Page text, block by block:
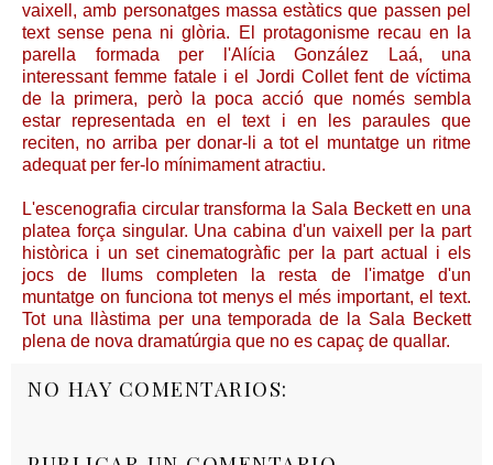
vaixell, amb personatges massa estàtics que passen pel
text sense pena ni glòria. El protagonisme recau en la
parella formada per l'Alícia González Laá, una
interessant femme fatale i el Jordi Collet fent de víctima
de la primera, però la poca acció que només sembla
estar representada en el text i en les paraules que
reciten, no arriba per donar-li a tot el muntatge un ritme
adequat per fer-lo mínimament atractiu.
L'escenografia circular transforma la Sala Beckett en una
platea força singular. Una cabina d'un vaixell per la part
històrica i un set cinematogràfic per la part actual i els
jocs de llums completen la resta de l'imatge d'un
muntatge on funciona tot menys el més important, el text.
Tot una llàstima per una temporada de la Sala Beckett
plena de nova dramatúrgia que no es capaç de quallar.
NO HAY COMENTARIOS: